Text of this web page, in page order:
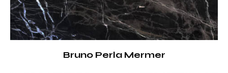
Bruno Perla Mermer